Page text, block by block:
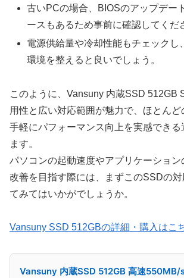
古いPCの場合、BIOSのアップデー
ースもあるため事前に確認してくだ
電源供給量や冷却性能もチェックし
環境を整えると良いでしょう。
このように、Vansuny 内蔵SSD 512GB
用性と広い対応範囲が魅力で、ほとん
手軽にパフォーマンス向上を実感できる
ます。
パソコンの起動速度やアプリケーション
改善を目指す際には、まずこのSSDの
てみてはいかがでしょうか。
Vansuny SSD 512GBの詳細・購入はこ
Vansuny 内蔵SSD 512GB 高速550MB/